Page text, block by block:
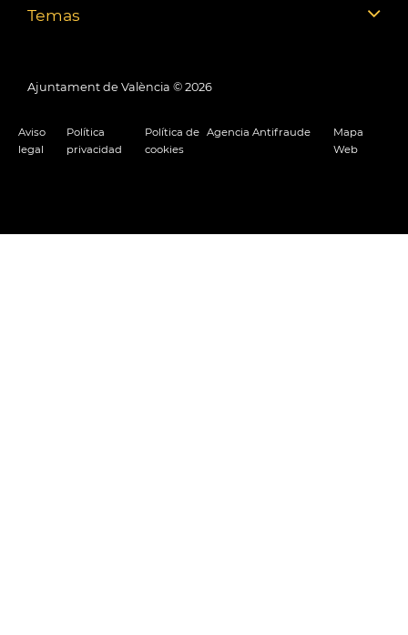
Temas
Ajuntament de València © 2026
Aviso
legal
Política
privacidad
Política de
cookies
Agencia Antifraude
Mapa
Web